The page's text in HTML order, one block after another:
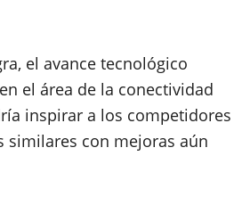
el avance tecnológico
el área de la conectividad
inspirar a los competidores
similares con mejoras aún